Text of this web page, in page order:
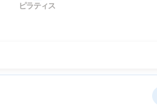
ピラティス